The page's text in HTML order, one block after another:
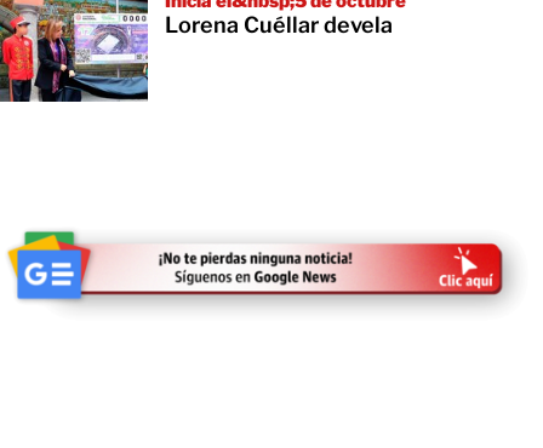
Lorena Cuéllar devela